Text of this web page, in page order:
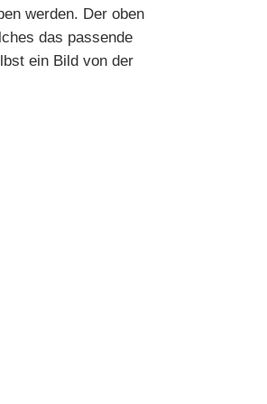
werden. Der oben
das passende
ein Bild von der